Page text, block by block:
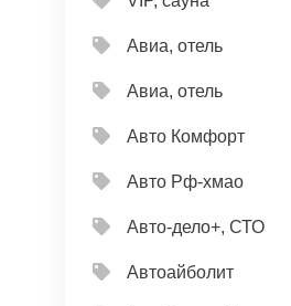
Авиа, отель
Авиа, отель
Авто Комфорт
Авто Рф-хмао
Авто-дело+, СТО
Автоайболит